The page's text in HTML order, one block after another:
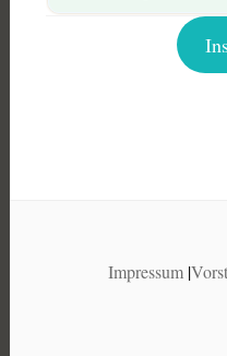
Impressum|